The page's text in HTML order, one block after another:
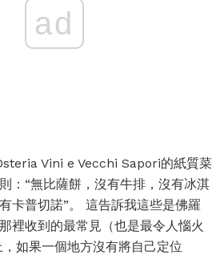
ad
Vini e Vecchi Sapori的紙質菜
：“無比薩餅，沒有牛排，沒有冰淇
卡普切諾”。 這告訴我這些是佛羅
裡收到的最常見（也是最令人惱火
如果一個地方沒有將自己定位